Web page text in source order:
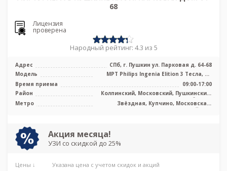
68
Лицензия
проверена
Народный рейтинг: 4.3 из 5
Адрес
СПб, г. Пушкин ул. Парковая д. 64-68
Модель
МРТ Philips Ingenia Elition 3 Тесла, КТ
Philips Brilliance 64 среза, Ц ...
Время приема
09:00-17:00
Район
Колпинский, Московский, Пушкинский,
Лен. область
Метро
Звёздная, Купчино, Московская,
Дунайская
Акция месяца!
УЗИ со скидкой до 25%
Цены ↓ Указана цена с учетом скидок и акций